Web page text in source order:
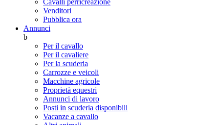
Cavalli perricreazione
Venditori
Pubblica ora
Annunci
b
Per il cavallo
Per il cavaliere
Per la scuderia
Carrozze e veicoli
Macchine agricole
Proprietà equestri
Annunci di lavoro
Posti in scuderia disponibili
Vacanze a cavallo